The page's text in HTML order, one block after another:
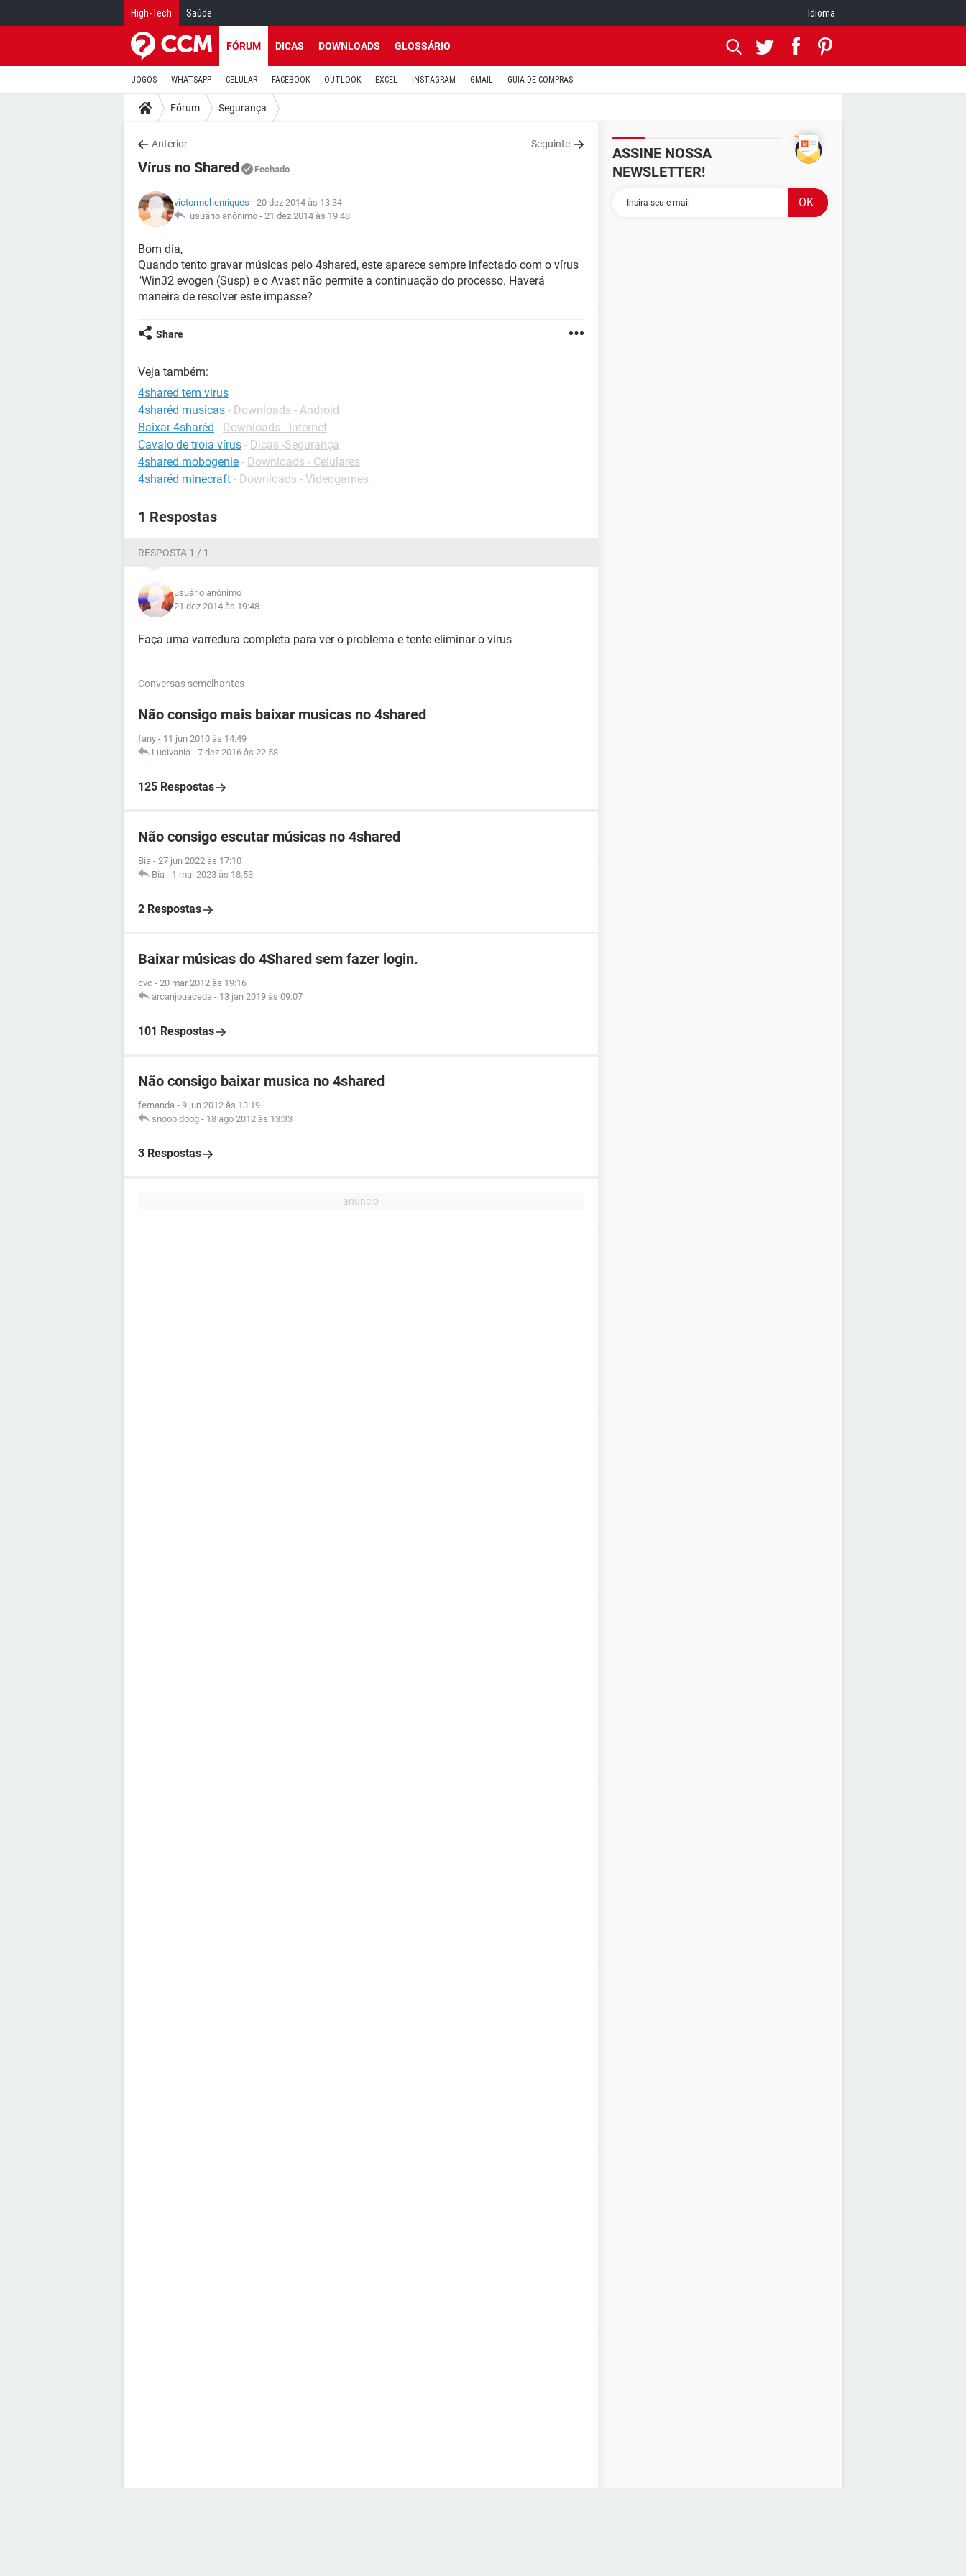
High-Tech Saúde Idioma
FÓRUM DICAS DOWNLOADS GLOSSÁRIO
JOGOS WHATSAPP CELULAR FACEBOOK OUTLOOK EXCEL INSTAGRAM GMAIL GUIA DE COMPRAS
Fórum Segurança
Anterior Seguinte
Vírus no Shared Fechado
victormchenriques - 20 dez 2014 às 13:34
usuário anônimo - 21 dez 2014 às 19:48
Bom dia,
Quando tento gravar músicas pelo 4shared, este aparece sempre infectado com o vírus
"Win32 evogen (Susp) e o Avast não permite a continuação do processo. Haverá
maneira de resolver este impasse?
Share
Veja também:
4shared tem virus
4sharéd musicas - Downloads - Android
Baixar 4sharéd - Downloads - Internet
Cavalo de troia vírus - Dicas -Segurança
4shared mobogenie - Downloads - Celulares
4sharéd minecraft - Downloads - Videogames
1 Respostas
RESPOSTA 1 / 1
usuário anônimo
21 dez 2014 às 19:48
Faça uma varredura completa para ver o problema e tente eliminar o virus
Conversas semelhantes
Não consigo mais baixar musicas no 4shared
fany - 11 jun 2010 às 14:49
Lucivania - 7 dez 2016 às 22:58
125 Respostas
Não consigo escutar músicas no 4shared
Bia - 27 jun 2022 às 17:10
Bia - 1 mai 2023 às 18:53
2 Respostas
Baixar músicas do 4Shared sem fazer login.
cvc - 20 mar 2012 às 19:16
arcanjouaceda - 13 jan 2019 às 09:07
101 Respostas
Não consigo baixar musica no 4shared
fernanda - 9 jun 2012 às 13:19
snoop doog - 18 ago 2012 às 13:33
3 Respostas
ASSINE NOSSA
NEWSLETTER!